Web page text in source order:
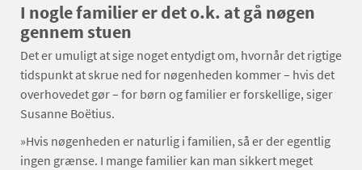
I nogle familier er det o.k. at gå nøgen
gennem stuen
Det er umuligt at sige noget entydigt om, hvornår det rigtige
tidspunkt at skrue ned for nøgenheden kommer – hvis det
overhovedet gør – for børn og familier er forskellige, siger
Susanne Boëtius.
»Hvis nøgenheden er naturlig i familien, så er der egentlig
ingen grænse. I mange familier kan man sikkert meget